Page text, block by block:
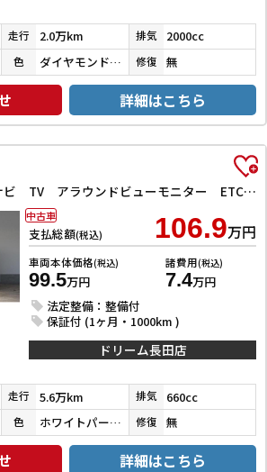
走行 2.0万km 排気 2000cc
色 ダイヤモンドブラックパール 修復 無
詳細はこちら
X 衝突軽減B 社外ナビ TV アラウンドビューモニター ETC 左パワースライドドア スマートキー プッシュスタート アイドリングストップ ステアリングスイッチ タッチパネルオートエアコン
支払総額(税込) 106.9万円
車両本体価格(税込)
99.5万円
諸費用(税込)
7.4万円
法定整備：整備付
保証付 (1ヶ月・1000km )
中古車
ドリーム長田店
走行 5.6万km 排気 660cc
色 ホワイトパール３コートパール 修復 無
詳細はこちら